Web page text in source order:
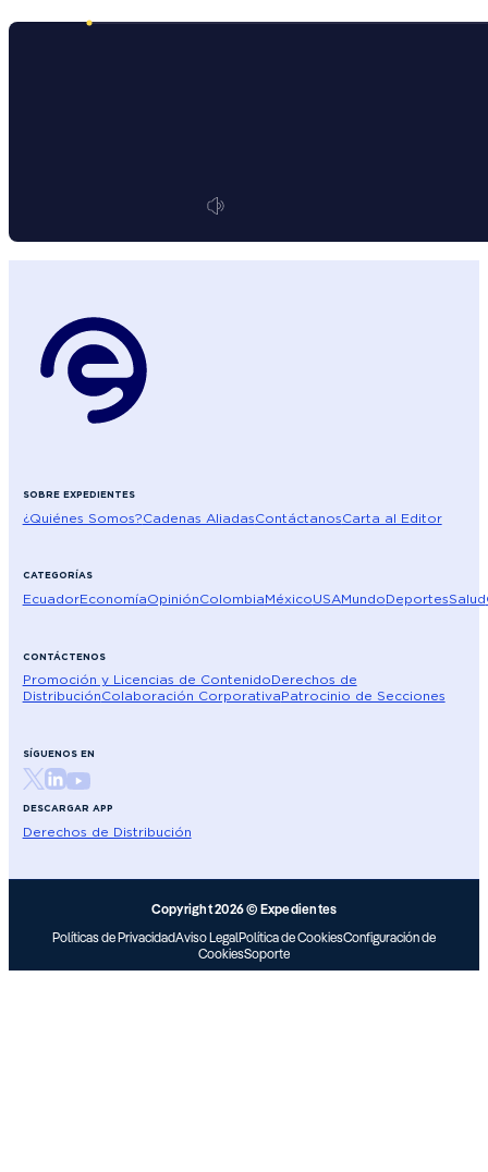
SOBRE EXPEDIENTES
¿Quiénes Somos?Cadenas AliadasContáctanosCarta al Editor
CATEGORÍAS
EcuadorEconomíaOpiniónColombiaMéxicoUSAMundoDeportesSalud
CONTÁCTENOS
Promoción y Licencias de ContenidoDerechos de
DistribuciónColaboración CorporativaPatrocinio de Secciones
SÍGUENOS EN
DESCARGAR APP
Derechos de Distribución
Copyright 2026 © Expedientes
Políticas de PrivacidadAviso LegalPolítica de CookiesConfiguración de
CookiesSoporte